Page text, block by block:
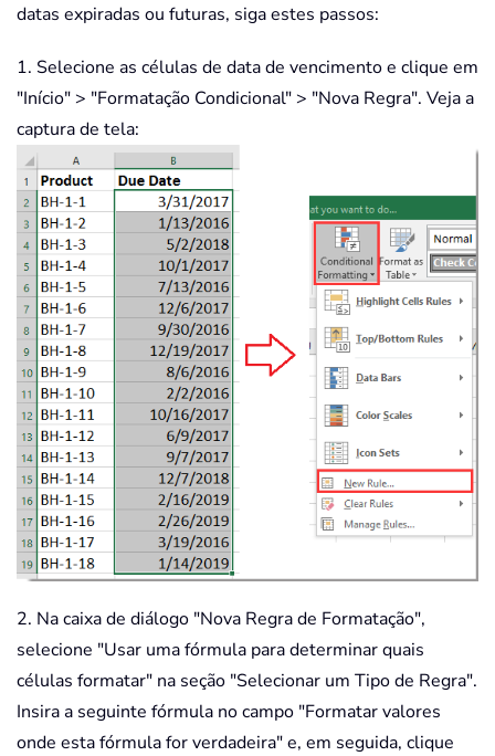
datas expiradas ou futuras, siga estes passos:
1. Selecione as células de data de vencimento e clique em
"Início" > "Formatação Condicional" > "Nova Regra". Veja a
captura de tela:
2. Na caixa de diálogo "Nova Regra de Formatação",
selecione "Usar uma fórmula para determinar quais
células formatar" na seção "Selecionar um Tipo de Regra".
Insira a seguinte fórmula no campo "Formatar valores
onde esta fórmula for verdadeira" e, em seguida, clique